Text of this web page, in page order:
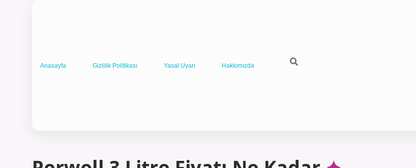
Anasayfa Gizlilik Politikası Yasal Uyarı Hakkımızda